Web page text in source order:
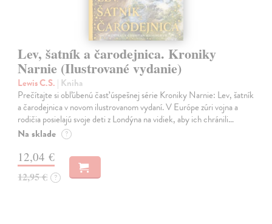
Lev, šatník a čarodejnica. Kroniky
Narnie (Ilustrované vydanie)
Lewis C.S. | Kniha
Prečítajte si obľúbenú časť úspešnej série Kroniky Narnie: Lev, šatník
a čarodejnica v novom ilustrovanom vydaní. V Európe zúri vojna a
rodičia posielajú svoje deti z Londýna na vidiek, aby ich chránili…
Na sklade ?
12,04 €
12,95 € ?